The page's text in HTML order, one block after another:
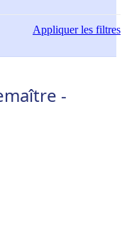
Appliquerles filtres
-